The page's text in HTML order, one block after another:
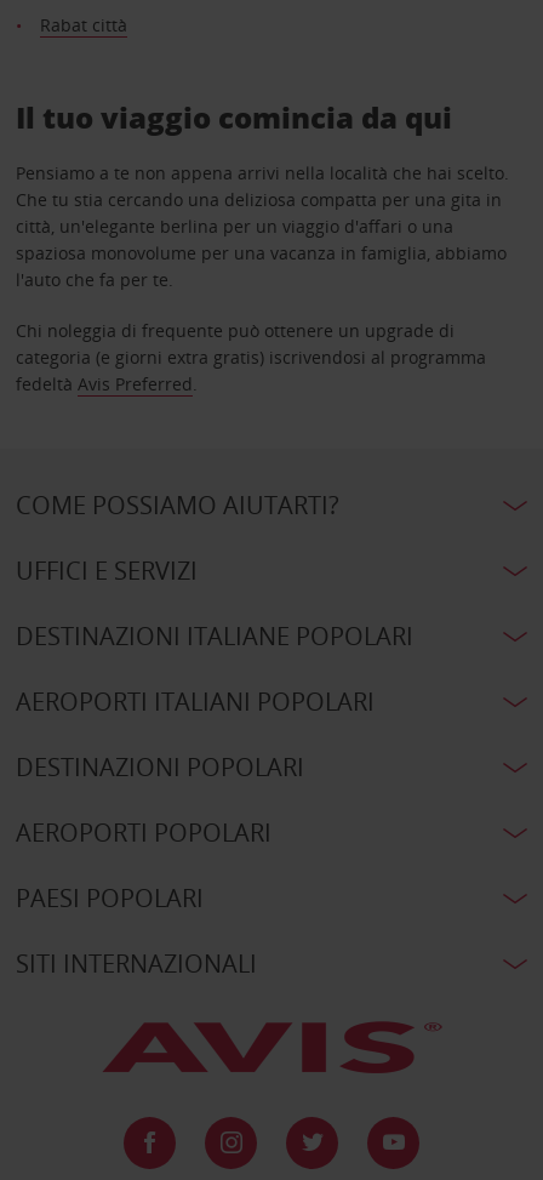
Rabat città
Il tuo viaggio comincia da qui
Pensiamo a te non appena arrivi nella località che hai scelto.
Che tu stia cercando una deliziosa compatta per una gita in
città, un'elegante berlina per un viaggio d'affari o una
spaziosa monovolume per una vacanza in famiglia, abbiamo
l'auto che fa per te.
Chi noleggia di frequente può ottenere un upgrade di
categoria (e giorni extra gratis) iscrivendosi al programma
fedeltà Avis Preferred.
COME POSSIAMO AIUTARTI?
UFFICI E SERVIZI
DESTINAZIONI ITALIANE POPOLARI
AEROPORTI ITALIANI POPOLARI
DESTINAZIONI POPOLARI
AEROPORTI POPOLARI
PAESI POPOLARI
SITI INTERNAZIONALI